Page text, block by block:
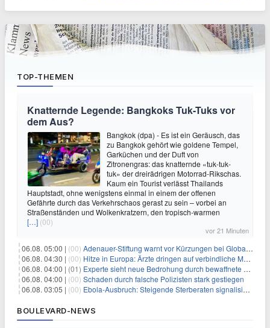
TOP-THEMEN
Knatternde Legende: Bangkoks Tuk-Tuks vor
dem Aus?
Bangkok (dpa) - Es ist ein Geräusch, das
zu Bangkok gehört wie goldene Tempel,
Garküchen und der Duft von
Zitronengras: das knatternde «tuk-tuk-
tuk» der dreirädrigen Motorrad-Rikschas.
Kaum ein Tourist verlässt Thailands
Hauptstadt, ohne wenigstens einmal in einem der offenen
Gefährte durch das Verkehrschaos gerast zu sein – vorbei an
Straßenständen und Wolkenkratzern, den tropisch-warmen
[…] (00)
vor 21 Minuten
06.08. 05:00 | (00) Adenauer-Stiftung warnt vor Kürzungen bei Globaler Gesundheit
06.08. 04:30 | (00) Hitze in Europa: Ärzte dringen auf verbindliche Maßnahmen
06.08. 04:00 | (01) Experte sieht neue Bedrohung durch bewaffnete Drohnen
06.08. 04:00 | (00) Schaden durch falsche Polizisten stark gestiegen
06.08. 03:05 | (00) Ebola-Ausbruch: Steigende Sterberaten signalisieren dringenden Bedarf an verbesserter Gesundheitsinfrastruktur
BOULEVARD-NEWS